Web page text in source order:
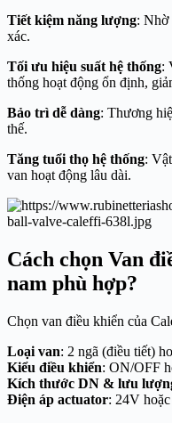
Tiết kiệm năng lượng: Nhờ
xác.
Tối ưu hiệu suất hệ thống:
thống hoạt động ổn định,
Bảo trì dễ dàng: Thương
thế.
Tăng tuổi thọ hệ thống:
van hoạt động lâu dài.
Cách chọn Van
nam phù hợp?
Chọn van điều khiển của
Loại van: 2 ngã (điều tiết)
Kiểu điều khiển: ON/OFF
Kích thước DN & lưu
Điện áp actuator: 24V